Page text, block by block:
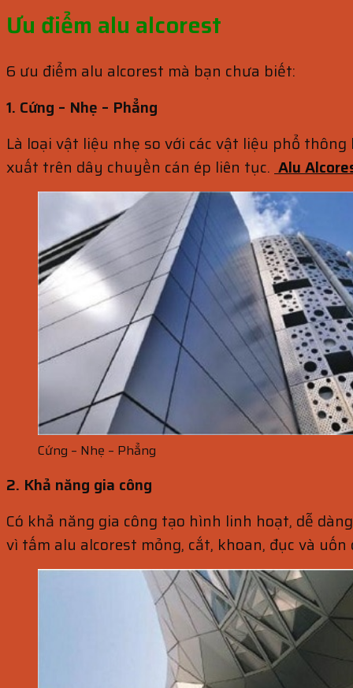
Ưu điểm alu alcorest
6 ưu điểm alu alcorest mà bạn chưa biết:
1. Cứng – Nhẹ – Phẳng
Là loại vật liệu nhẹ so với các vật liệu phổ
xuất trên dây chuyền cán ép liên tục. Alu
Cứng – Nhẹ – Phẳng
2. Khả năng gia công
Có khả năng gia công tạo hình linh hoạt, dễ
vì tấm alu alcorest mỏng, cắt, khoan, đục và